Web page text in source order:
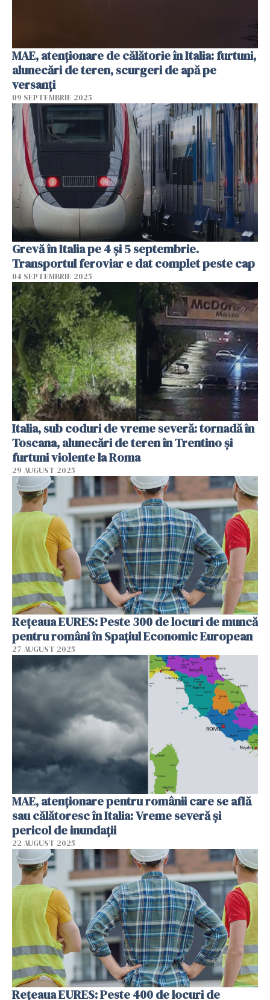
MAE, atenţionare de călătorie în Italia: furtuni,
alunecări de teren, scurgeri de apă pe
versanţi
09 SEPTEMBRIE 2025
Grevă în Italia pe 4 și 5 septembrie.
Transportul feroviar e dat complet peste cap
04 SEPTEMBRIE 2025
Italia, sub coduri de vreme severă: tornadă în
Toscana, alunecări de teren în Trentino și
furtuni violente la Roma
29 AUGUST 2025
Rețeaua EURES: Peste 300 de locuri de muncă
pentru români în Spațiul Economic European
27 AUGUST 2025
MAE, atenționare pentru românii care se află
sau călătoresc în Italia: Vreme severă și
pericol de inundații
22 AUGUST 2025
Rețeaua EURES: Peste 400 de locuri de